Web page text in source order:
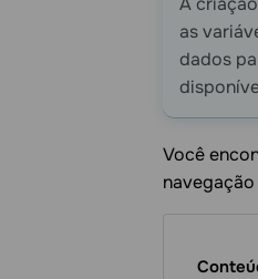
as
dados
Você